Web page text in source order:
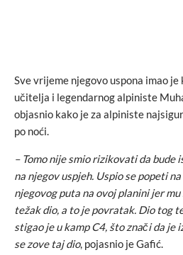
Sve vrijeme njegovo uspona imao
učitelja i legendarnog alpiniste
objasnio kako je za alpiniste
po noći.
– Tomo nije smio rizikovati da bude
na njegov uspjeh. Uspio se popeti
njegovog puta na ovoj planini jer
težak dio, a to je povratak. Dio tog
stigao je u kamp C4, što znači da je
se zove taj dio, pojasnio je Gafić.